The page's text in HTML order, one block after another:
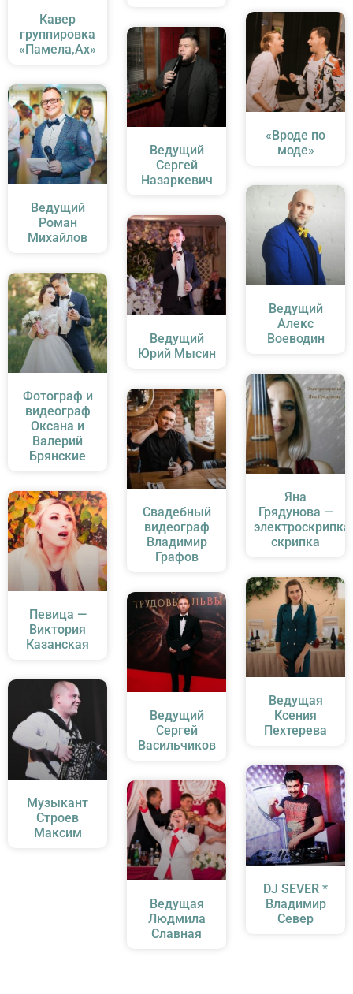
Кавер
группировка
«Памела,Ах»
Ведущий
Сергей
Назаркевич
«Вроде по
моде»
Ведущий
Роман
Михайлов
Ведущий
Юрий Мысин
Ведущий
Алекс
Воеводин
Фотограф и
видеограф
Оксана и
Валерий
Брянские
Свадебный
видеограф
Владимир
Графов
Яна
Грядунова —
скрипка
Певица —
Виктория
Казанская
Ведущий
Сергей
Васильчиков
Ведущая
Ксения
Пехтерева
Музыкант
Строев
Максим
Ведущая
Людмила
Славная
DJ SEVER *
Владимир
Север